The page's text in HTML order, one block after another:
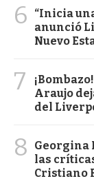
6
“Inicia
anunció
Nuevo
7
Araujo
del
8
Georgina
las
Cristiano